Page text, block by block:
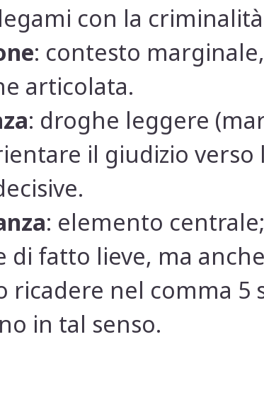
con la
: contesto
articolata.
: droghe leggere
il giudizio verso
: elemento
di fatto lieve, ma
ricadere nel comma 5
in tal senso.